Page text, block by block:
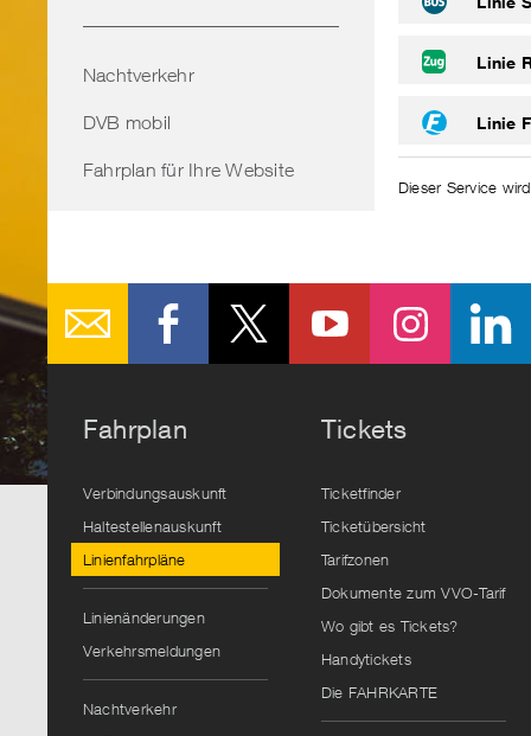
Nachtverkehr
DVB mobil
Fahrplan für Ihre Website
Linie
Linie
Dieser Service
Fahrplan
Verbindungsauskunft
Haltestellenauskunft
Linienfahrpläne
Linienänderungen
Verkehrsmeldungen
Nachtverkehr
Tickets
Ticketfinder
Ticketübersicht
Tarifzonen
Dokumente zum VVO-Tarif
Wo gibt es Tickets?
Handytickets
Die FAHRKARTE